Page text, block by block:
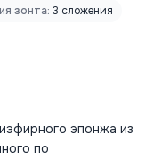
зонта: 3 сложения
эпонжа из
по